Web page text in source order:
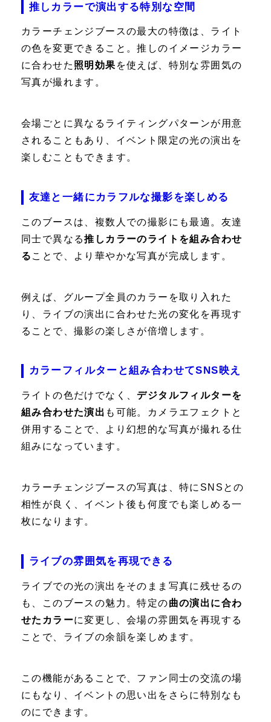
推しカラーで演出する特別な空間
カラーチェンジブースの最大の特徴は、ライト
の色を変更できること。推しのイメージカラー
に合わせた 照明効果 を使えば、特別な雰囲気の
写真が撮れます。
会場ごとに異なるライティングパターンが用意
されることもあり、イベント限定の光の演出を
楽しむこともできます。
友達と一緒にカラフルな撮影を楽しめる
このブースは、複数人での撮影にも最適。友達
同士で異なる推しカラーのライトを組み合わせ
る ことで、より華やかな写真が完成します。
例えば、グループ全員のカラーを取り入れた
り、ライブの演出に合わせた光の変化を再現す
ることで、撮影の楽しさが倍増します。
カラーフィルターと組み合わせてSNS映え
ライトの色だけでなく、デジタルフィルターを
組み合わせた演出 も可能。カメラエフェクトと
併用することで、より幻想的な写真が撮れる仕
組みになっています。
カラーチェンジブースの写真は、特にSNSとの
相性が良く、イベント後も何度でも楽しめる一
枚になります。
ライブの雰囲気を再現できる
ライブでの光の演出をそのまま写真に残せるの
も、このブースの魅力。特定の曲の演出に合わ
せたカラーに変更し、会場の雰囲気を再現する
ことで、ライブの余韻を楽しめます。
この機能があることで、ファン同士の交流の場
にもなり、イベントの思い出をさらに特別なも
のにできます。